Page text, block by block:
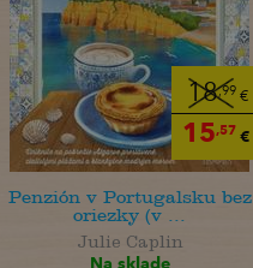
18,99 €
15,57 €
Penzión v Portugalsku bez
oriezky (v ...
Julie Caplin
Na sklade